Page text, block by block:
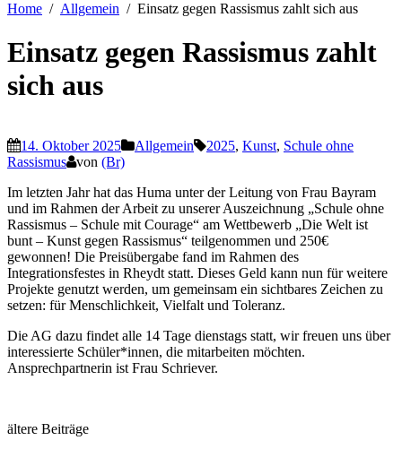
Home Allgemein Einsatz gegen Rassismus zahlt sich aus
Einsatz gegen Rassismus zahlt
sich aus
14. Oktober 2025 Allgemein 2025, Kunst, Schule ohne
Rassismus
von (Br)
Im letzten Jahr hat das Huma unter der Leitung von Frau Bayram
und im Rahmen der Arbeit zu unserer Auszeichnung „Schule ohne
Rassismus – Schule mit Courage“ am Wettbewerb „Die Welt ist
bunt – Kunst gegen Rassismus“ teilgenommen und 250€
gewonnen! Die Preisübergabe fand im Rahmen des
Integrationsfestes in Rheydt statt. Dieses Geld kann nun für weitere
Projekte genutzt werden, um gemeinsam ein sichtbares Zeichen zu
setzen: für Menschlichkeit, Vielfalt und Toleranz.
Die AG dazu findet alle 14 Tage dienstags statt, wir freuen uns über
interessierte Schüler*innen, die mitarbeiten möchten.
Ansprechpartnerin ist Frau Schriever.
ältere Beiträge